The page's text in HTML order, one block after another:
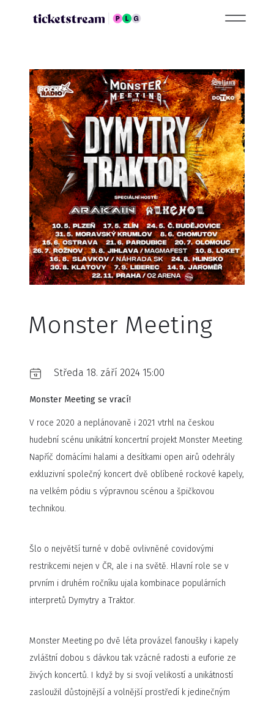
Monster Meeting
Středa 18. září 2024 15:00
Monster Meeting se vrací!
V roce 2020 a neplánovaně i 2021 vtrhl na českou
hudební scénu unikátní koncertní projekt Monster Meeting.
Napříč domácími halami a desítkami open airů odehrály
exkluzivní společný koncert dvě oblíbené rockové kapely,
na velkém pódiu s výpravnou scénou a špičkovou
technikou.
Šlo o největší turné v době ovlivněné covidovými
restrikcemi nejen v ČR, ale i na světě. Hlavní role se v
prvním i druhém ročníku ujala kombinace populárních
interpretů Dymytry a Traktor.
Monster Meeting po dvě léta provázel fanoušky i kapely
zvláštní dobou s dávkou tak vzácné radosti a euforie ze
živých koncertů. I když by si svojí velikostí a unikátností
zasloužil důstojnější a volnější prostředí k jedinečným